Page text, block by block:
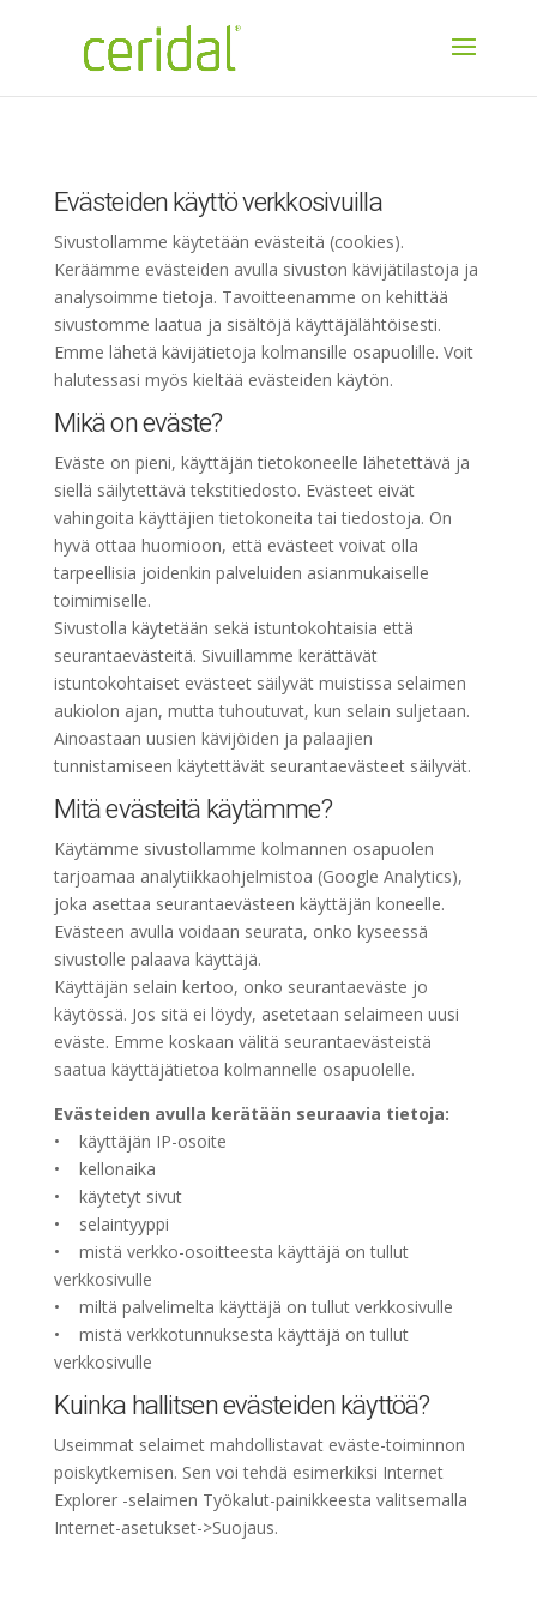
Evästeiden käyttö verkkosivuilla
Sivustollamme käytetään evästeitä (cookies).
Keräämme evästeiden avulla sivuston kävijätilastoja ja
analysoimme tietoja. Tavoitteenamme on kehittää
sivustomme laatua ja sisältöjä käyttäjälähtöisesti.
Emme lähetä kävijätietoja kolmansille osapuolille. Voit
halutessasi myös kieltää evästeiden käytön.
Mikä on eväste?
Eväste on pieni, käyttäjän tietokoneelle lähetettävä ja
siellä säilytettävä tekstitiedosto. Evästeet eivät
vahingoita käyttäjien tietokoneita tai tiedostoja. On
hyvä ottaa huomioon, että evästeet voivat olla
tarpeellisia joidenkin palveluiden asianmukaiselle
toimimiselle.
Sivustolla käytetään sekä istuntokohtaisia että
seurantaevästeitä. Sivuillamme kerättävät
istuntokohtaiset evästeet säilyvät muistissa selaimen
aukiolon ajan, mutta tuhoutuvat, kun selain suljetaan.
Ainoastaan uusien kävijöiden ja palaajien
tunnistamiseen käytettävät seurantaevästeet säilyvät.
Mitä evästeitä käytämme?
Käytämme sivustollamme kolmannen osapuolen
tarjoamaa analytiikkaohjelmistoa (Google Analytics),
joka asettaa seurantaevästeen käyttäjän koneelle.
Evästeen avulla voidaan seurata, onko kyseessä
sivustolle palaava käyttäjä.
Käyttäjän selain kertoo, onko seurantaeväste jo
käytössä. Jos sitä ei löydy, asetetaan selaimeen uusi
eväste. Emme koskaan välitä seurantaevästeistä
saatua käyttäjätietoa kolmannelle osapuolelle.
Evästeiden avulla kerätään seuraavia tietoja:
• käyttäjän IP-osoite
• kellonaika
• käytetyt sivut
• selaintyyppi
• mistä verkko-osoitteesta käyttäjä on tullut
verkkosivulle
• miltä palvelimelta käyttäjä on tullut verkkosivulle
• mistä verkkotunnuksesta käyttäjä on tullut
verkkosivulle
Kuinka hallitsen evästeiden käyttöä?
Useimmat selaimet mahdollistavat eväste-toiminnon
poiskytkemisen. Sen voi tehdä esimerkiksi Internet
Explorer -selaimen Työkalut-painikkeesta valitsemalla
Internet-asetukset->Suojaus.